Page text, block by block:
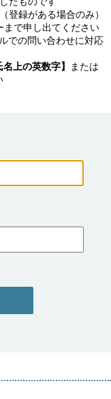
録がある場合のみ）
まで申し出てください
での問い合わせに対応
名上の英数字】
または